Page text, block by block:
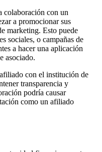
colaboración con un
a promocionar sus
marketing. Esto puede
sociales, o campañas de
a hacer una aplicación
asociado.
con el institución de
transparencia y
podría causar
como un afiliado